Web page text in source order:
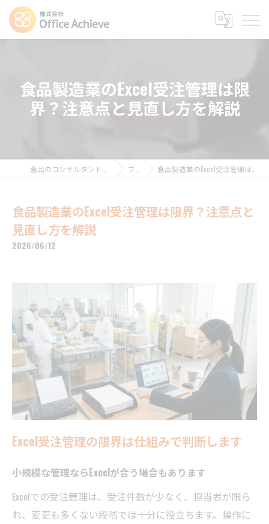
食品製造業のExcel受注管理は限
界？注意点と見直し方を解説
ブログ 食品製造業のExcel受注管理は限界？注意点と見直し方を解説
食品製造業のExcel受注管理は限界？注意点と
見直し方を解説
2026/06/12
Excel受注管理の限界は仕組みで判断します
小規模な管理ならExcelが合う場合もあります
Excelでの受注管理は、受注件数が少なく、担当者が限ら
れ、変更も多くない段階では十分に役立ちます。操作に